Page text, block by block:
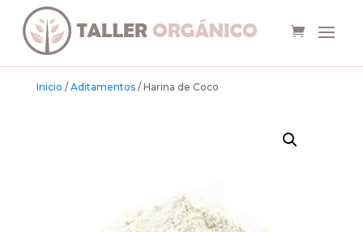
Inicio / Aditamentos/ Harina de Coco